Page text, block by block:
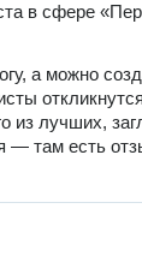
в сфере
а можно
из лучших,
— там есть